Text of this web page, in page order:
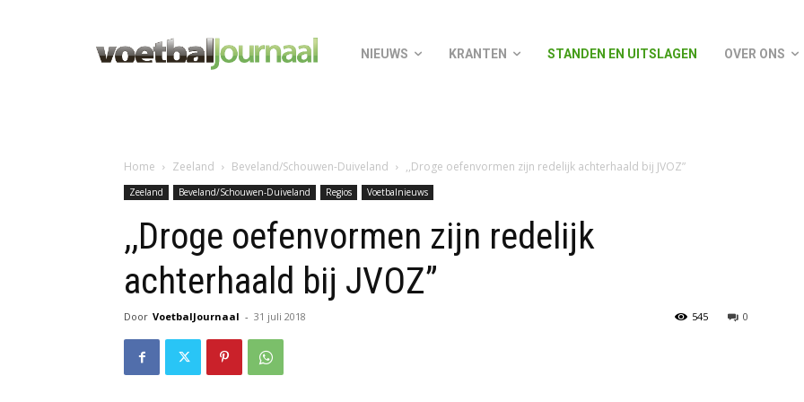
NIEUWS KRANTEN STANDEN EN UITSLAGEN OVER ONS
Home Zeeland Beveland/Schouwen-Duiveland ,,Droge oefenvormen zijn redelijk achterhaald bij JVOZ”
Zeeland Beveland/Schouwen-Duiveland Regios Voetbalnieuws
,,Droge oefenvormen zijn redelijk
achterhaald bij JVOZ”
Door VoetbalJournaal - 31 juli 2018 0
545